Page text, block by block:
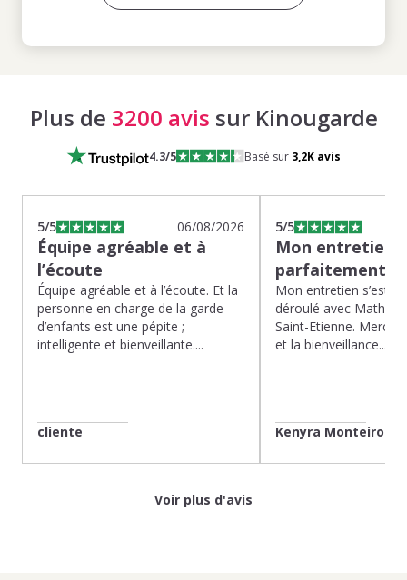
Plus de 3200 avis sur Kinougarde
4.3/5 Basé sur 3,2Kavis
5/5 06/08/2026
Équipe agréable et à
l’écoute
Équipe agréable et à l’écoute. Et la
personne en charge de la garde
d’enfants est une pépite ;
intelligente et bienveillante....
cliente
5/5
Mon entretien
parfaitement…
Mon entretien s’est
déroulé avec Mathias
Saint-Etienne. Merci
et la bienveillance...
Kenyra Monteiro
Voir plus d'avis